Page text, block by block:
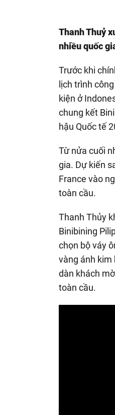
Thanh Thuỷ
nhiều quốc
Trước khi
lịch trình
kiện ở
chung kết
hậu Quốc tế
Từ nửa cuối
gia. Dự kiến
France vào
toàn cầu.
Thanh Thủy
Binibining
chọn bộ váy
vàng ánh kim
dàn khách
toàn cầu.